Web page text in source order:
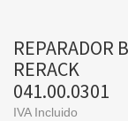
REPARADOR
RERACK
041.00.0301
IVA Incluido